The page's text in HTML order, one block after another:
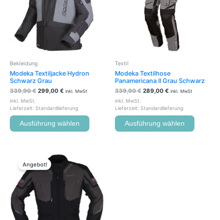
Bekleidung
Modeka Textiljacke Hydron
Schwarz Grau
339,90€ 299,00 € inkl. MwSt
inkl. MwSt.
Lieferzeit: Standardlieferung
Ausführung wählen
auf.
Die
Optionen
Produktseite
Textil
Modeka Textilhose
Panamericana II Grau Schwarz
339,90€ 289,00 € inkl. MwSt
inkl. MwSt.
Lieferzeit: Standardlieferung
Ausführung wählen
werden
Angebot!
Ursprünglicher
Preis
war:
Preis
ist:
389,00 €.weist
mehrere
Varianten
auf.
Die